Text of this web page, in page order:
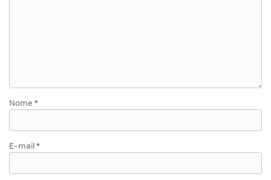
Nome *
E-mail *